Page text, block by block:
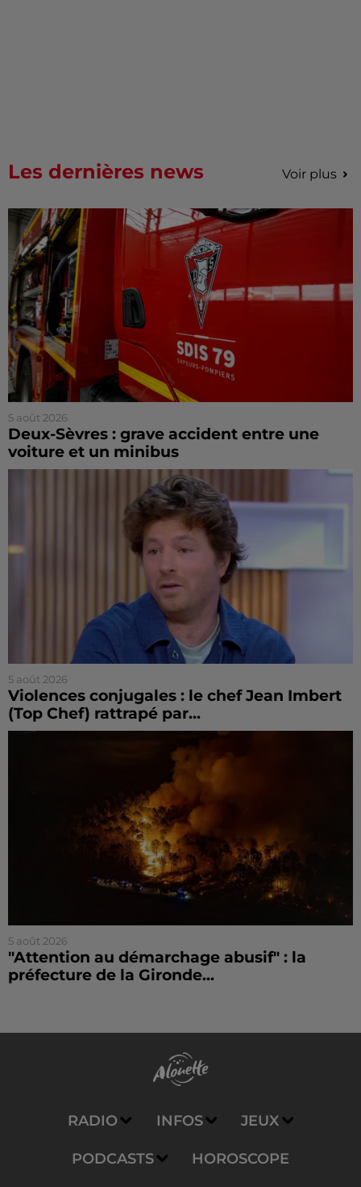
Les dernières news Voir plus
5 août 2026
Deux-Sèvres : grave accident entre une
voiture et un minibus
5 août 2026
Violences conjugales : le chef Jean Imbert
(Top Chef) rattrapé par...
5 août 2026
"Attention au démarchage abusif" : la
préfecture de la Gironde...
RADIO INFOS JEUX
PODCASTS HOROSCOPE